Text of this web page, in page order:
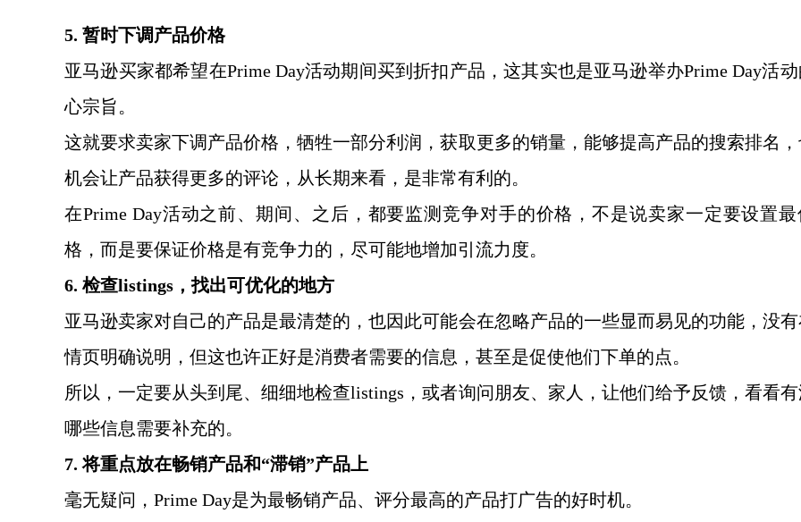
5. 暂时下调产品价格
亚马逊买家都希望在Prime Day活动期间买到折扣产品，这其实也是亚马逊举办Prime Day活
心宗旨。
这就要求卖家下调产品价格，牺牲一部分利润，获取更多的销量，能够提高产品的搜索排名
机会让产品获得更多的评论，从长期来看，是非常有利的。
在Prime Day活动之前、期间、之后，都要监测竞争对手的价格，不是说卖家一定要设置
格，而是要保证价格是有竞争力的，尽可能地增加引流力度。
6. 检查listings，找出可优化的地方
亚马逊卖家对自己的产品是最清楚的，也因此可能会在忽略产品的一些显而易见的功能，没
情页明确说明，但这也许正好是消费者需要的信息，甚至是促使他们下单的点。
所以，一定要从头到尾、细细地检查listings，或者询问朋友、家人，让他们给予反馈，看看
哪些信息需要补充的。
7. 将重点放在畅销产品和“滞销”产品上
毫无疑问， Prime Day是为最畅销产品、评分最高的产品打广告的好时机。